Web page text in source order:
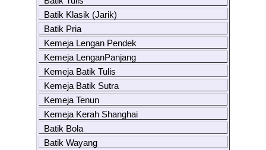
Batik Klasik (Jarik)
Batik Pria
Kemeja Lengan Pendek
Kemeja LenganPanjang
Kemeja Batik Tulis
Kemeja Batik Sutra
Kemeja Tenun
Kemeja Kerah Shanghai
Batik Bola
Batik Wayang